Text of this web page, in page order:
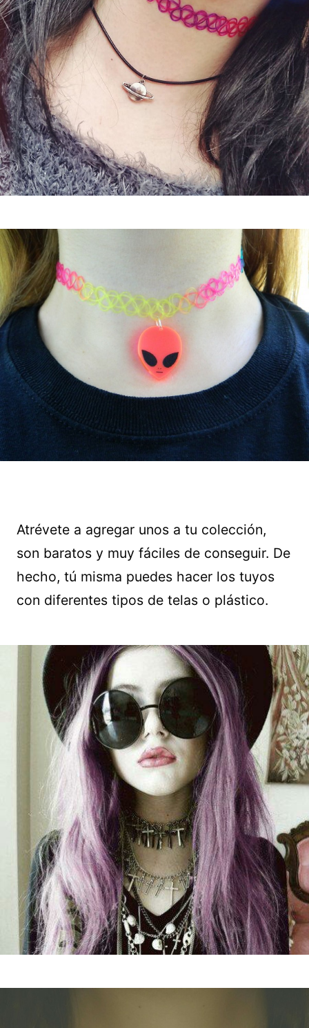
Atrévete a agregar unos a tu colección,
son baratos y muy fáciles de conseguir. De
hecho, tú misma puedes hacer los tuyos
con diferentes tipos de telas o plástico.